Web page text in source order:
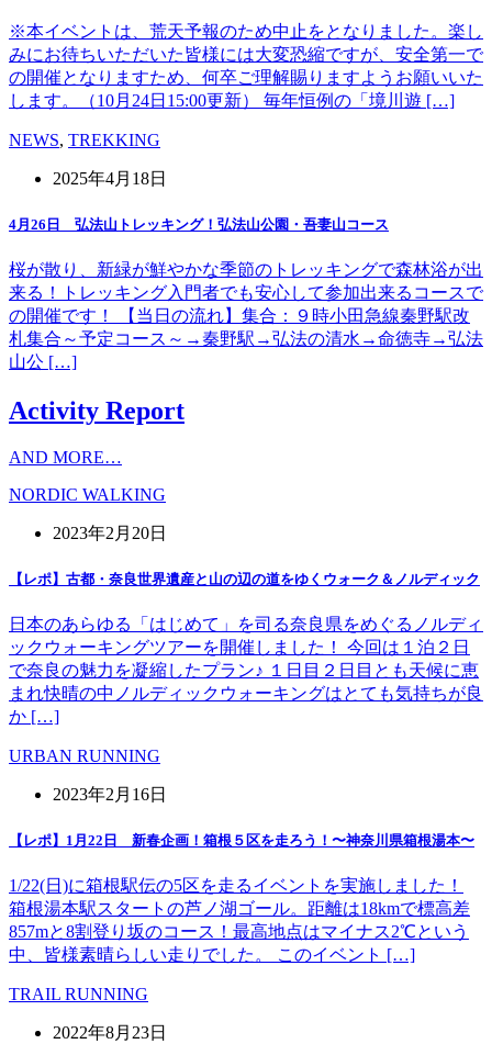
※本イベントは、荒天予報のため中止をとなりました。楽し
みにお待ちいただいた皆様には大変恐縮ですが、安全第一で
の開催となりますため、何卒ご理解賜りますようお願いいた
します。（10月24日15:00更新） 毎年恒例の「境川遊 […]
NEWS, TREKKING
2025年4月18日
4月26日 弘法山トレッキング！弘法山公園・吾妻山コース
桜が散り、新緑が鮮やかな季節のトレッキングで森林浴が出
来る！トレッキング入門者でも安心して参加出来るコースで
の開催です！ 【当日の流れ】集合：９時小田急線秦野駅改
札集合～予定コース～→秦野駅→弘法の清水→命徳寺→弘法
山公 […]
Activity Report
AND MORE…
NORDIC WALKING
2023年2月20日
【レポ】古都・奈良世界遺産と山の辺の道をゆくウォーク＆ノルディック
日本のあらゆる「はじめて」を司る奈良県をめぐるノルディ
ックウォーキングツアーを開催しました！ 今回は１泊２日
で奈良の魅力を凝縮したプラン♪ １日目２日目とも天候に恵
まれ快晴の中ノルディックウォーキングはとても気持ちが良
か […]
URBAN RUNNING
2023年2月16日
【レポ】1月22日 新春企画！箱根５区を走ろう！〜神奈川県箱根湯本〜
1/22(日)に箱根駅伝の5区を走るイベントを実施しました！
箱根湯本駅スタートの芦ノ湖ゴール。距離は18kmで標高差
857mと8割登り坂のコース！最高地点はマイナス2℃という
中、皆様素晴らしい走りでした。 このイベント […]
TRAIL RUNNING
2022年8月23日